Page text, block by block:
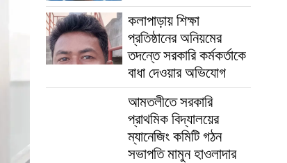
কলাপাড়ায় শিক্ষা
প্রতিষ্ঠানের অনিয়মের
তদন্তে সরকারি কর্মকর্তাকে
বাধা দেওয়ার অভিযোগ
আমতলীতে সরকারি
প্রাথমিক বিদ্যালয়ের
ম্যানেজিং কমিটি গঠন
সভাপতি মামুন হাওলাদার